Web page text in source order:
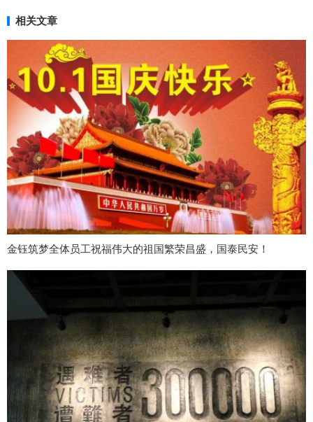
相关文章
金钰筑梦全体员工祝福伟大的祖国繁荣昌盛，国泰民安！